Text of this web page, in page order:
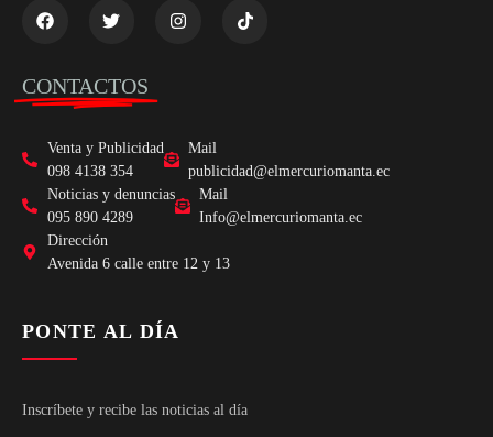
CONTACTOS
Venta y Publicidad
098 4138 354
Mail
publicidad@elmercuriomanta.ec
Noticias y denuncias
095 890 4289
Mail
Info@elmercuriomanta.ec
Dirección
Avenida 6 calle entre 12 y 13
PONTE AL DÍA
Inscríbete y recibe las noticias al día